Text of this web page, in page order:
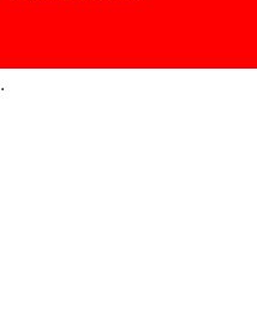
.